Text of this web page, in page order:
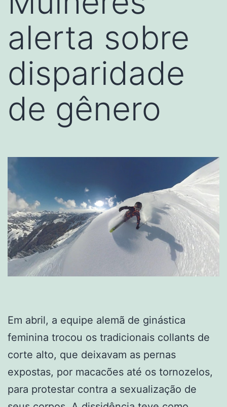
alerta sobre
disparidade
de gênero
Em abril, a equipe alemã de ginástica
feminina trocou os tradicionais collants de
corte alto, que deixavam as pernas
expostas, por macacões até os tornozelos,
para protestar contra a sexualização de